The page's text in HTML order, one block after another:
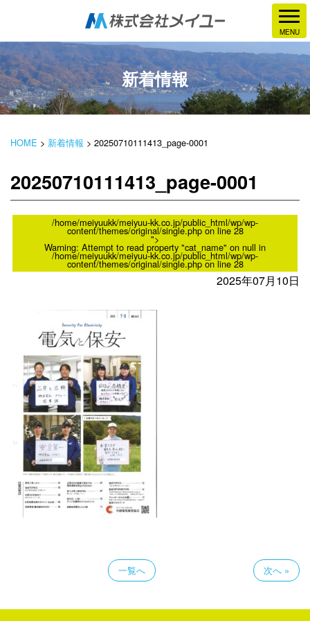
新着情報
HOME > 新着情報 > 20250710111413_page-0001
20250710111413_page-0001
/home/meiyuukk/meiyuu-kk.co.jp/public_html/wp/wp-
content/themes/original/single.php on line28
">
Warning: Attempt to read property "cat_name" on null in
/home/meiyuukk/meiyuu-kk.co.jp/public_html/wp/wp-
content/themes/original/single.phpon line28
2025年07月10日
一覧へ 次へ »